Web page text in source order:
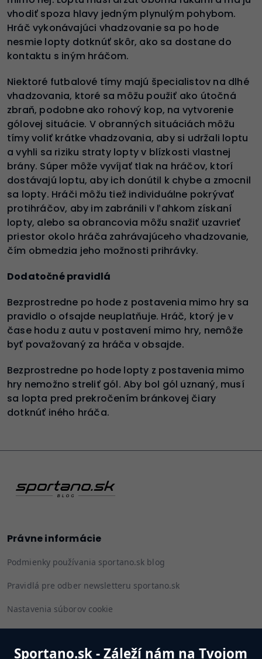
Sportano.sk - Záleží nám na Tvojom
vhodiť spoza hlavy jedným plynulým pohybom.
Hráč vykonávajúci vhadzovanie sa po hode
nesmie lopty dotknúť skôr, ako sa dostane do
kontaktu s iným hráčom.
Niektoré futbalové tímy majú špecialistov na dlhé
vhadzovania, ktoré sa môžu použiť ako útočná
zbraň, podobne ako rohový kop, na vytvorenie
gólovej situácie. V obranných situáciách môžu
tímy voliť krátke vhadzovania, aby si udržali loptu
a vyhli sa riziku straty lopty v blízkosti vlastnej
brány. Súper môže vyvíjať tlak na hráčov, ktorí
dostávajú loptu, aby ich donútil k chybe a zmocnil
sa lopty. Hráči môžu tiež individuálne pokrývať
protihráčov, aby im zabránili v ľahkom získaní
lopty, alebo sa obrancovia môžu snažiť uzavrieť
priestor okolo hráča zahrávajúceho vhadzovanie,
čím obmedzia jeho možnosti prihrávky.
Dodatočné pravidlá
Bezprostredne po hode z postavenia mimo hry sa
pravidlo o ofsajde neuplatňuje. Hráč, ktorý je v
čase hodu z autu v postavení mimo hry, nemôže
byť považovaný za hráča v obsajde.
Bezprostredne po hode lopty z postavenia mimo
hry nemožno streliť gól. Aby bol gól uznaný, musí
sa lopta pred prekročením bránkovej čiary
dotknúť iného hráča.
Právne informácie
Podmienky používania sportano.sk blog
Pravidlá pre odber newsletteru sportano.sk
Nastavenia súborov cookie
Sledujte nás